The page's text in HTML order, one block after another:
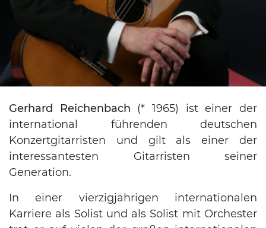
Gerhard Reichenbach (* 1965) ist einer der
international führenden deutschen
Konzertgitarristen und gilt als einer der
interessantesten Gitarristen seiner
Generation.
In einer vierzigjährigen internationalen
Karriere als Solist und als Solist mit Orchester